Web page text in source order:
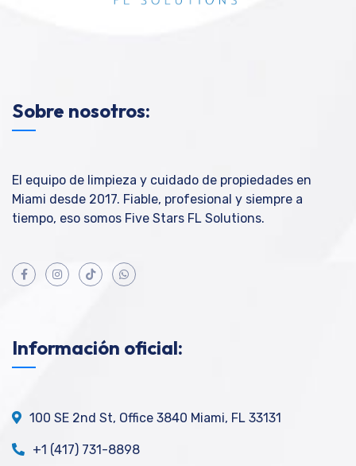
Sobre nosotros:
El equipo de limpieza y cuidado de propiedades en
Miami desde 2017. Fiable, profesional y siempre a
tiempo, eso somos Five Stars FL Solutions.
Información oficial:
100 SE 2nd St, Office 3840 Miami, FL 33131
+1 (417) 731-8898